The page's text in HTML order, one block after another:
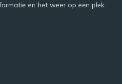
en het weer op een plek.